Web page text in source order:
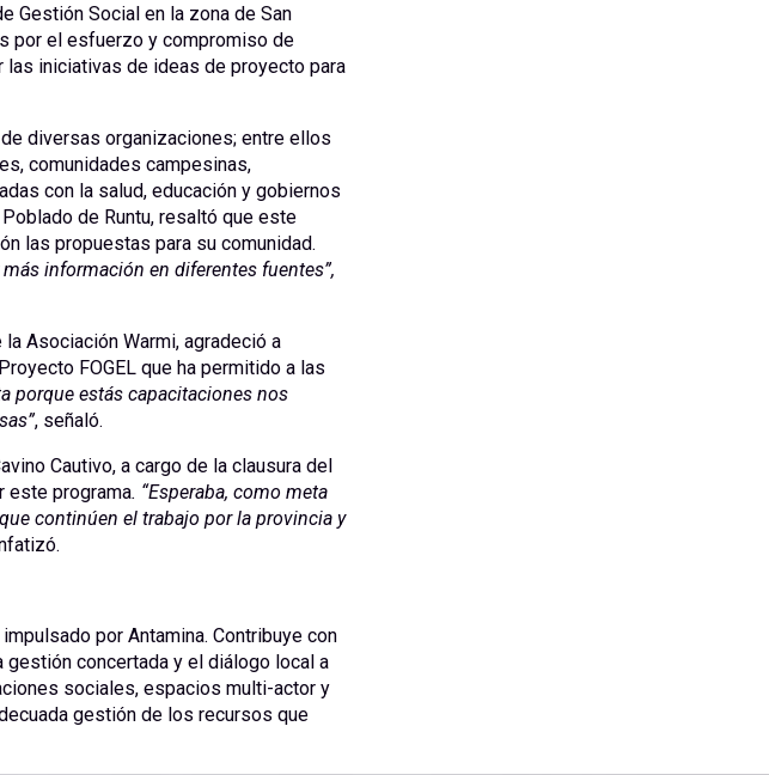
Gestión Social en la zona de San
por el esfuerzo y compromiso de
las iniciativas de ideas de proyecto para
diversas organizaciones; entre ellos
comunidades campesinas,
con la salud, educación y gobiernos
de Runtu, resaltó que este
las propuestas para su comunidad.
información en diferentes fuentes”,
Asociación Warmi, agradeció a
FOGEL que ha permitido a las
porque estás capacitaciones nos
, señaló.
Cautivo, a cargo de la clausura del
este programa. “Esperaba, como meta
continúen el trabajo por la provincia y
por Antamina. Contribuye con
concertada y el diálogo local a
sociales, espacios multi-actor y
gestión de los recursos que